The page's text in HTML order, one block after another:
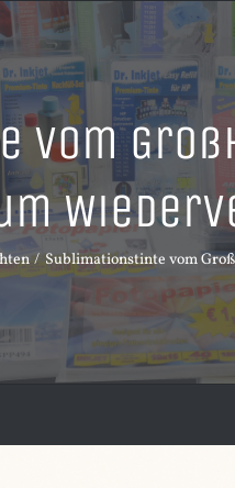
vom
Sublimationstinte vom